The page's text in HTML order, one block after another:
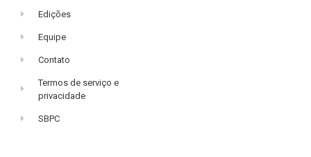
Edições
Equipe
Contato
Termos de serviço e
privacidade
SBPC